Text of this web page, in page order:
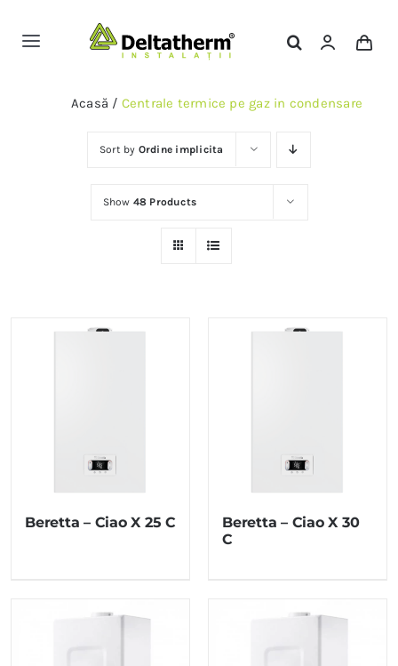
Toggle
Acasă / Centrale termice pe gaz in condensare
Sort by Ordine implicita
Show 48 Products
Beretta – Ciao X 25 C
Beretta – Ciao X 30
C